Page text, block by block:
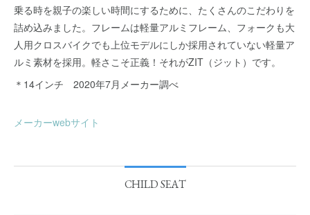
乗る時を親子の楽しい時間にするために、たくさんのこだわりを
詰め込みました。フレームは軽量アルミフレーム、フォークも大
人用クロスバイクでも上位モデルにしか採用されていない軽量ア
ルミ素材を採用。軽さこそ正義！それがZIT（ジット）です。
＊14インチ 2020年7月メーカー調べ
メーカーwebサイト
CHILD SEAT